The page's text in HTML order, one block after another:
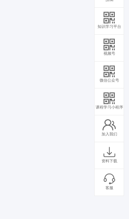
知识学习平台
视频号
微信公众号
课程学习小程序
加入我们
资料下载
客服